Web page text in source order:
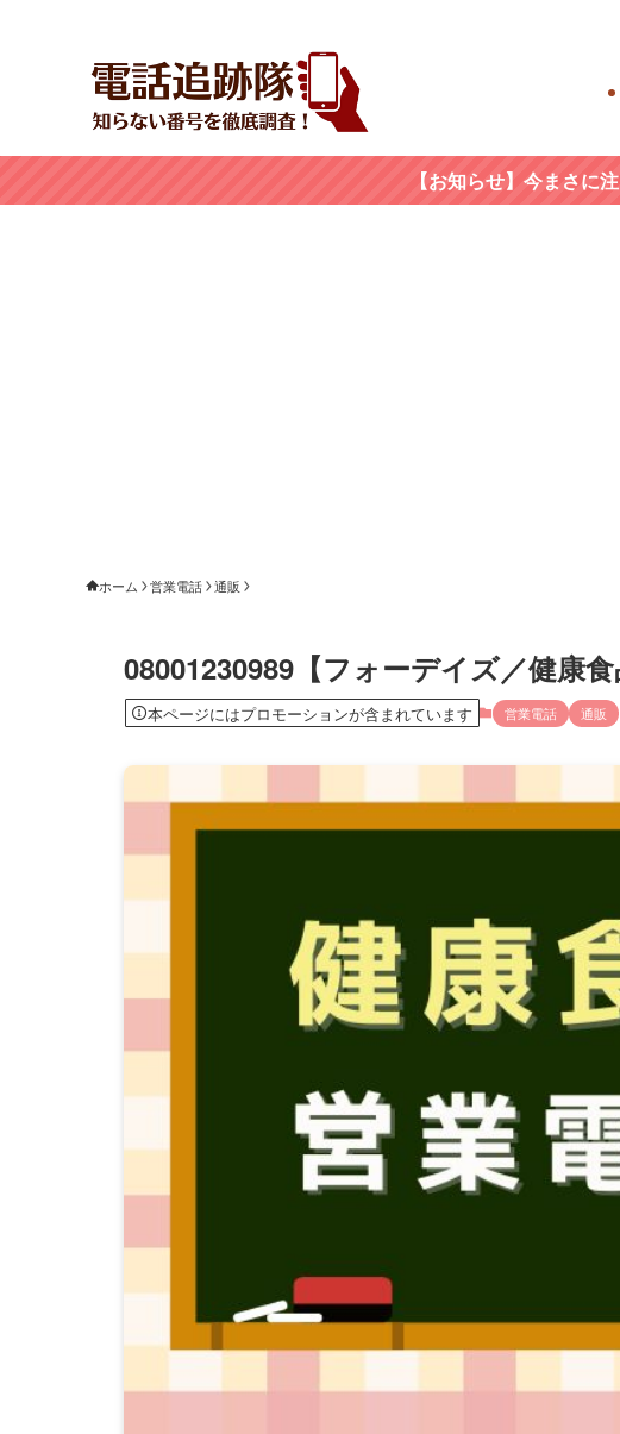
【お知らせ】今まさに
ホーム 営業電話 通販
08001230989【フォーデイズ／健康食
本ページにはプロモーションが含まれています 営業電話 通販